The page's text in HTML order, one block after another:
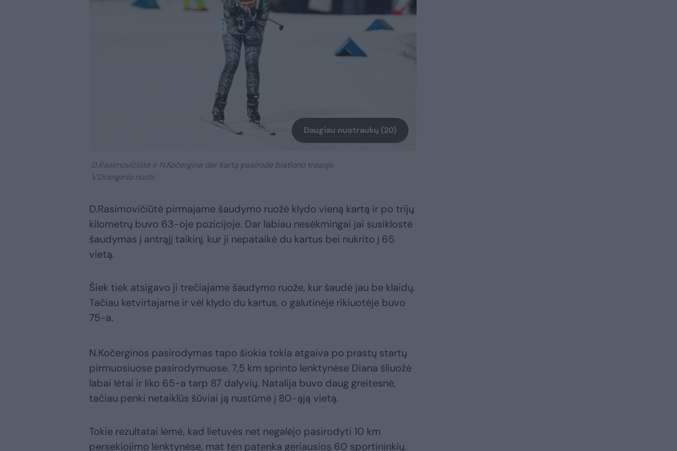
Daugiau nuotraukų (20)
D.Rasimovičiūtė ir N.Kočergina dar kartą pasirodė biatlono trasoje.
V.Dranginio nuotr.
D.Rasimovičiūtė pirmajame šaudymo ruožė klydo vieną kartą ir po trijų
kilometrų buvo 63-oje pozicijoje. Dar labiau nesėkmingai jai susiklostė
šaudymas į antrąjį taikinį, kur ji nepataikė du kartus bei nukrito į 65
vietą.
Šiek tiek atsigavo ji trečiajame šaudymo ruože, kur šaudė jau be klaidų.
Tačiau ketvirtajame ir vėl klydo du kartus, o galutinėje rikiuotėje buvo
75-a.
N.Kočerginos pasirodymas tapo šiokia tokia atgaiva po prastų startų
pirmuosiuose pasirodymuose. 7,5 km sprinto lenktynėse Diana šliuožė
labai lėtai ir liko 65-a tarp 87 dalyvių. Natalija buvo daug greitesnė,
tačiau penki netaiklūs šūviai ją nustūmė į 80-ąją vietą.
Tokie rezultatai lėmė, kad lietuvės net negalėjo pasirodyti 10 km
persekiojimo lenktynėse, mat ten patenka geriausios 60 sportininkių.